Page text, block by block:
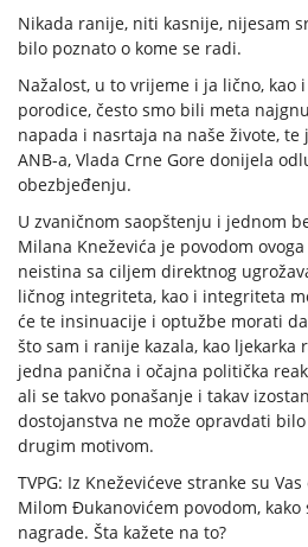
Nikada ranije, niti kasnije, nijesam
bilo poznato o kome se radi.
Nažalost, u to vrijeme i ja lično, kao
porodice, često smo bili meta
napada i nasrtaja na naše živote,
ANB-a, Vlada Crne Gore donijela
obezbjeđenju.
U zvaničnom saopštenju i jednom
Milana Kneževića je povodom
neistina sa ciljem direktnog
ličnog integriteta, kao i integriteta
će te insinuacije i optužbe morati
što sam i ranije kazala, kao
jedna panična i očajna politička
ali se takvo ponašanje i takav
dostojanstva ne može opravdati
drugim motivom.
TVPG: Iz Kneževićeve stranke su
Milom Đukanovićem povodom,
nagrade. Šta kažete na to?